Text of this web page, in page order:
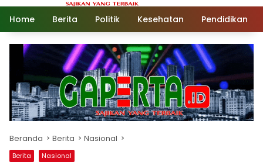
Home Berita Politik Kesehatan Pendidikan
Beranda Berita Nasional
Berita Nasional